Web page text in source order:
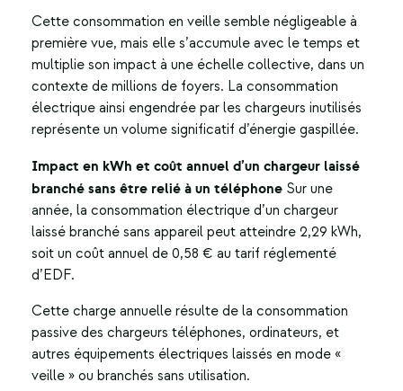
Cette consommation en veille semble négligeable à
première vue, mais elle s’accumule avec le temps et
multiplie son impact à une échelle collective, dans un
contexte de millions de foyers. La consommation
électrique ainsi engendrée par les chargeurs inutilisés
représente un volume significatif d’énergie gaspillée.
Impact en kWh et coût annuel d’un chargeur laissé
branché sans être relié à un téléphone Sur une
année, la consommation électrique d’un chargeur
laissé branché sans appareil peut atteindre 2,29 kWh,
soit un coût annuel de 0,58 € au tarif réglementé
d’EDF.
Cette charge annuelle résulte de la consommation
passive des chargeurs téléphones, ordinateurs, et
autres équipements électriques laissés en mode «
veille » ou branchés sans utilisation.